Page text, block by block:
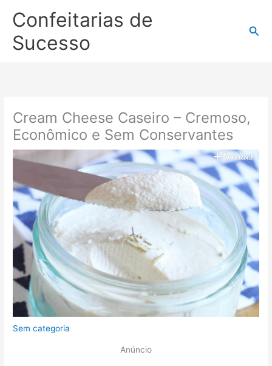
para
conteúdo
Confeitarias de
Sucesso
Cream Cheese Caseiro – Cremoso,
Econômico e Sem Conservantes
Sem categoria
Anúncio